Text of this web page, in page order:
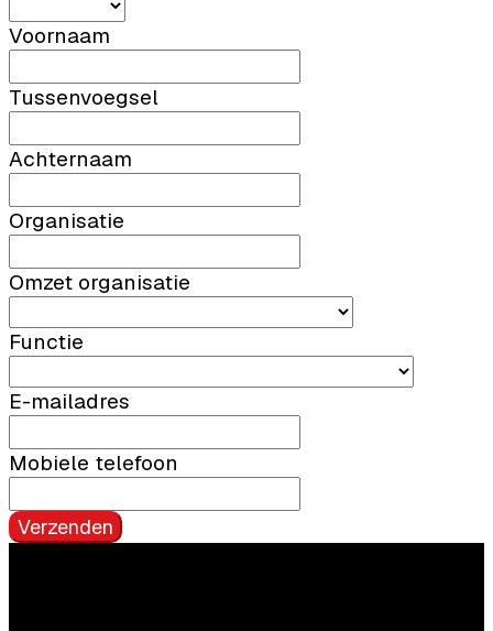
Voornaam
Tussenvoegsel
Achternaam
Organisatie
Omzet organisatie
Functie
E-mailadres
Mobiele telefoon
Verzenden